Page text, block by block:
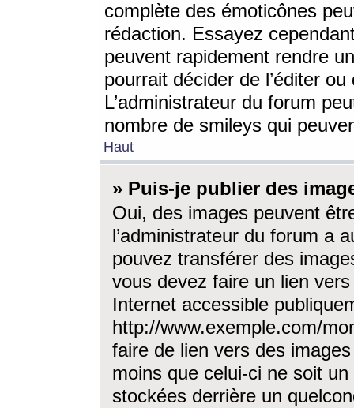
complète des émoticônes
rédaction. Essayez
peuvent rapidement rendre
pourrait décider de l’éditer
L’administrateur du forum
nombre de smileys qui
Haut
» Puis-je publier des
Oui, des images peuvent
l’administrateur du forum a
pouvez transférer des
vous devez faire un lien
Internet accessible
http://www.exemple.com/
faire de lien vers des
moins que celui-ci ne soit
stockées derrière un